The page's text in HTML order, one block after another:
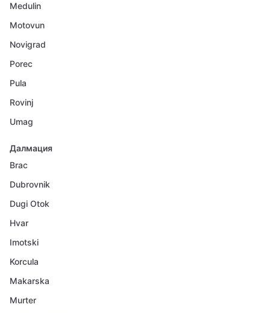
Medulin
Motovun
Novigrad
Porec
Pula
Rovinj
Umag
Далмация
Brac
Dubrovnik
Dugi Otok
Hvar
Imotski
Korcula
Makarska
Murter